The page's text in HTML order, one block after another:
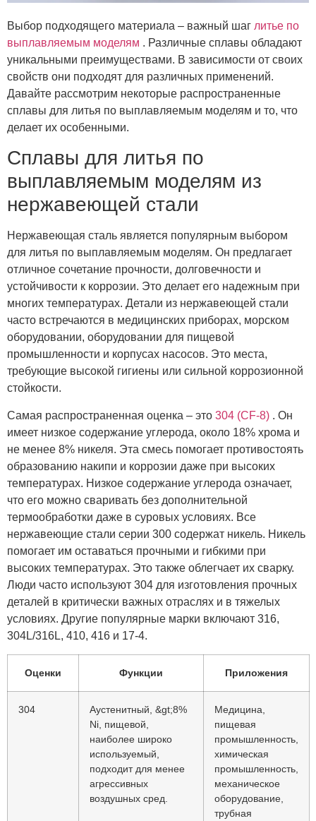
Выбор подходящего материала – важный шаг литье по
выплавляемым моделям . Различные сплавы обладают
уникальными преимуществами. В зависимости от своих
свойств они подходят для различных применений.
Давайте рассмотрим некоторые распространенные
сплавы для литья по выплавляемым моделям и то, что
делает их особенными.
Сплавы для литья по
выплавляемым моделям из
нержавеющей стали
Нержавеющая сталь является популярным выбором
для литья по выплавляемым моделям. Он предлагает
отличное сочетание прочности, долговечности и
устойчивости к коррозии. Это делает его надежным при
многих температурах. Детали из нержавеющей стали
часто встречаются в медицинских приборах, морском
оборудовании, оборудовании для пищевой
промышленности и корпусах насосов. Это места,
требующие высокой гигиены или сильной коррозионной
стойкости.
Самая распространенная оценка – это 304 (CF-8) . Он
имеет низкое содержание углерода, около 18% хрома и
не менее 8% никеля. Эта смесь помогает противостоять
образованию накипи и коррозии даже при высоких
температурах. Низкое содержание углерода означает,
что его можно сваривать без дополнительной
термообработки даже в суровых условиях. Все
нержавеющие стали серии 300 содержат никель. Никель
помогает им оставаться прочными и гибкими при
высоких температурах. Это также облегчает их сварку.
Люди часто используют 304 для изготовления прочных
деталей в критически важных отраслях и в тяжелых
условиях. Другие популярные марки включают 316,
304L/316L, 410, 416 и 17-4.
Оценки Функции Приложения
304
Аустенитный, &gt;8%
Ni, пищевой,
наиболее широко
используемый,
подходит для менее
агрессивных
воздушных сред.
Медицина,
пищевая
промышленность,
химическая
промышленность,
механическое
оборудование,
трубная